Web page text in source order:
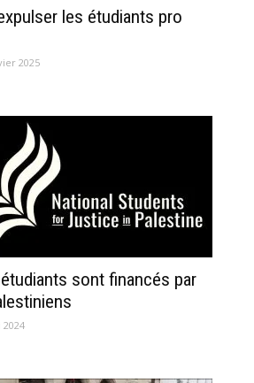
les étudiants pro
2025
sont financés par